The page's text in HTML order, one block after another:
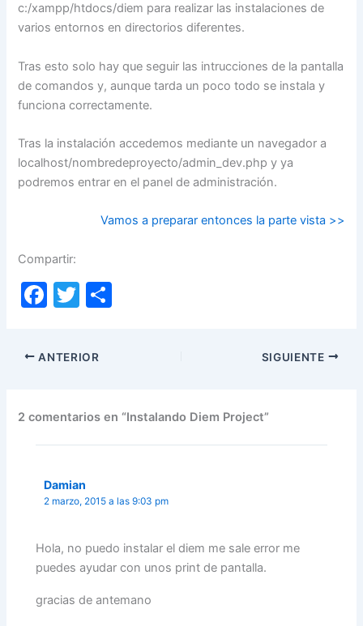
c:/xampp/htdocs/diem para realizar las instalaciones de
varios entornos en directorios diferentes.
Tras esto solo hay que seguir las intrucciones de la pantalla
de comandos y, aunque tarda un poco todo se instala y
funciona correctamente.
Tras la instalación accedemos mediante un navegador a
localhost/nombredeproyecto/admin_dev.php y ya
podremos entrar en el panel de administración.
Vamos a preparar entonces la parte vista >>
Compartir:
F
c
e
o
o
k
T
itt
er
tir
ANTERIOR SIGUIENTE
2 comentarios en “Instalando Diem Project”
Damian
2 marzo, 2015 a las 9:03 pm
Hola, no puedo instalar el diem me sale error me
puedes ayudar con unos print de pantalla.
gracias de antemano